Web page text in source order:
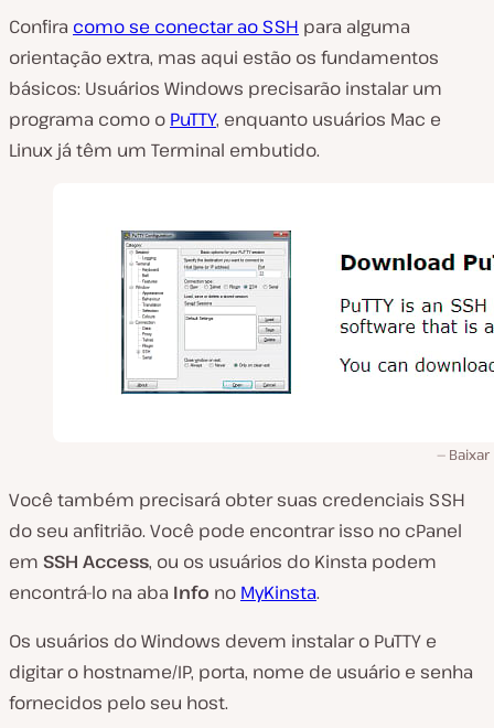
Confira como se conectar ao SSH para alguma
orientação extra, mas aqui estão os fundamentos
básicos: Usuários Windows precisarão instalar um
programa como o PuTTY, enquanto usuários Mac e
Linux já têm um Terminal embutido.
Baixar
Você também precisará obter suas credenciais SSH
do seu anfitrião. Você pode encontrar isso no cPanel
em SSH Access, ou os usuários do Kinsta podem
encontrá-lo na aba Info no MyKinsta.
Os usuários do Windows devem instalar o PuTTY e
digitar o hostname/IP, porta, nome de usuário e senha
fornecidos pelo seu host.